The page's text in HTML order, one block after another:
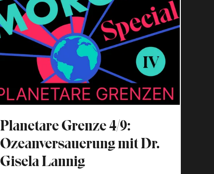
Planetare Grenze 4/9:
Ozeanversauerung mit Dr.
Gisela Lannig